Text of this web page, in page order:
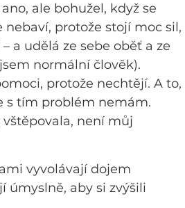
ale bohužel, když se
nebaví, protože stojí moc sil,
a udělá ze sebe oběť a ze
normální člověk).
protože nechtějí. A to,
s tím problém nemám.
není můj
vyvolávají dojem
úmyslně, aby si zvýšili